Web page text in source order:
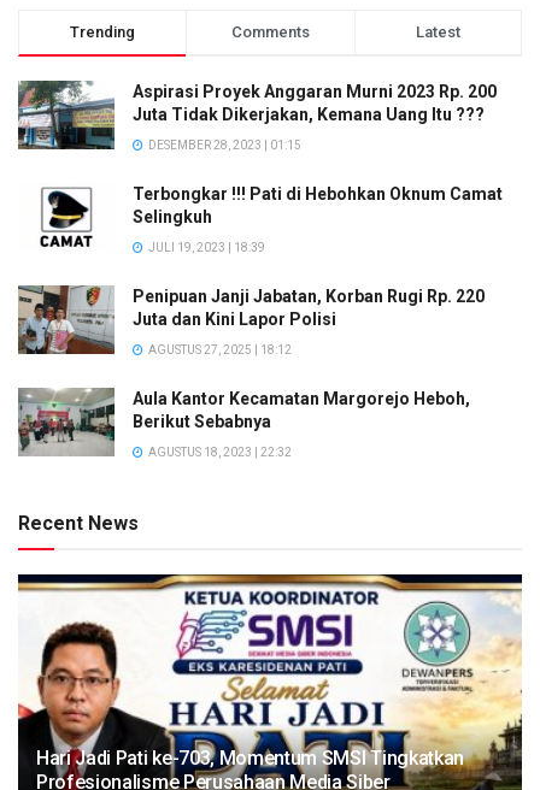
Trending Comments Latest
Aspirasi Proyek Anggaran Murni 2023 Rp. 200
Juta Tidak Dikerjakan, Kemana Uang Itu ???
DESEMBER 28, 2023 | 01:15
Terbongkar !!! Pati di Hebohkan Oknum Camat
Selingkuh
JULI 19, 2023 | 18:39
Penipuan Janji Jabatan, Korban Rugi Rp. 220
Juta dan Kini Lapor Polisi
AGUSTUS 27, 2025 | 18:12
Aula Kantor Kecamatan Margorejo Heboh,
Berikut Sebabnya
AGUSTUS 18, 2023 | 22:32
Recent News
Hari Jadi Pati ke-703, Momentum SMSI Tingkatkan
Profesionalisme Perusahaan Media Siber